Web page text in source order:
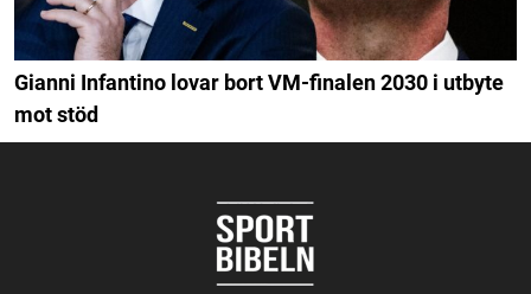
Gianni Infantino lovar bort VM-finalen 2030 i utbyte
mot stöd